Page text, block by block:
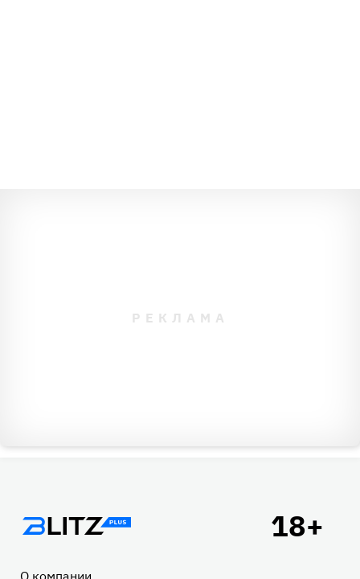
Подвал
О компании